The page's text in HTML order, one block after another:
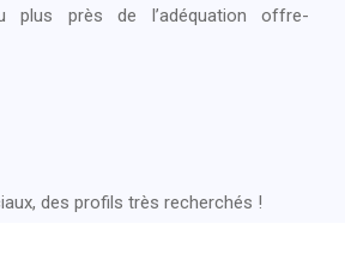
plus près de l’adéquation offre-
des profils très recherchés !